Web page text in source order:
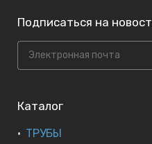
Подписаться на
Каталог
ТРУБЫ